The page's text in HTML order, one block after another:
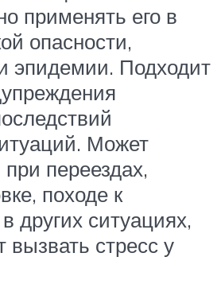
применять его в
опасности,
эпидемии. Подходит
Может
переездах,
походе к
других ситуациях,
вызвать стресс у